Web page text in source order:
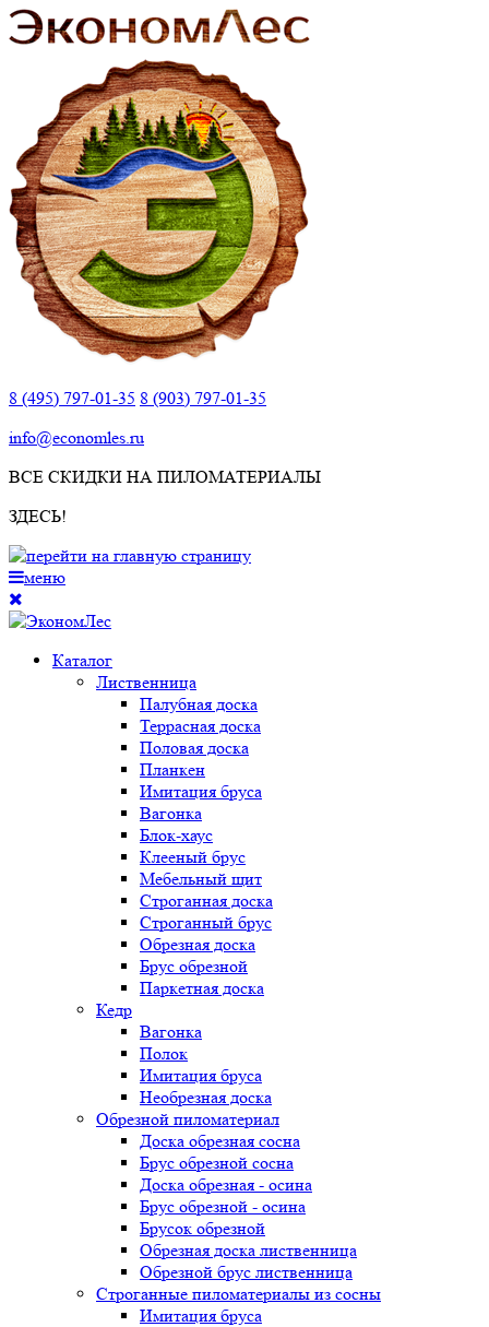
8 (495) 797-01-35 8 (903) 797-01-35
info@economles.ru
ВСЕ СКИДКИ НА ПИЛОМАТЕРИАЛЫ
ЗДЕСЬ!
меню
Каталог
Лиственница
Палубная доска
Террасная доска
Половая доска
Планкен
Имитация бруса
Вагонка
Блок-хаус
Клееный брус
Мебельный щит
Строганная доска
Строганный брус
Обрезная доска
Брус обрезной
Паркетная доска
Кедр
Вагонка
Полок
Имитация бруса
Необрезная доска
Обрезной пиломатериал
Доска обрезная сосна
Брус обрезной сосна
Доска обрезная - осина
Брус обрезной - осина
Брусок обрезной
Обрезная доска лиственница
Обрезной брус лиственница
Строганные пиломатериалы из сосны
Имитация бруса